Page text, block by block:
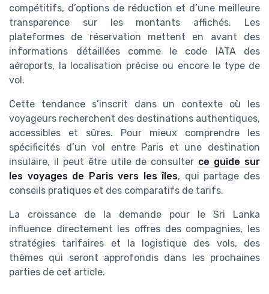
compétitifs, d’options de réduction et d’une meilleure
transparence sur les montants affichés. Les
plateformes de réservation mettent en avant des
informations détaillées comme le code IATA des
aéroports, la localisation précise ou encore le type de
vol.
Cette tendance s’inscrit dans un contexte où les
voyageurs recherchent des destinations authentiques,
accessibles et sûres. Pour mieux comprendre les
spécificités d’un vol entre Paris et une destination
insulaire, il peut être utile de consulter ce guide sur
les voyages de Paris vers les îles, qui partage des
conseils pratiques et des comparatifs de tarifs.
La croissance de la demande pour le Sri Lanka
influence directement les offres des compagnies, les
stratégies tarifaires et la logistique des vols, des
thèmes qui seront approfondis dans les prochaines
parties de cet article.